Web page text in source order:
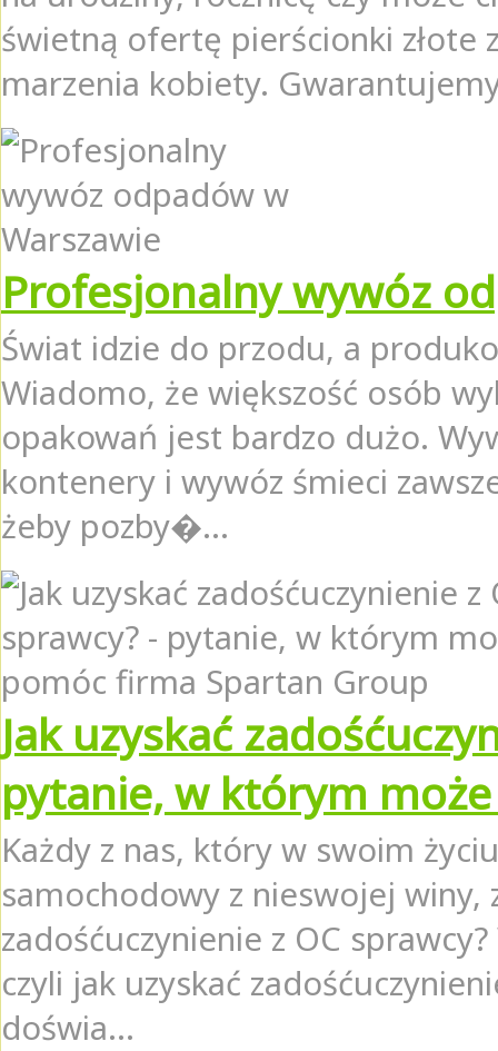
świetną ofertę pierścionki złote
marzenia kobiety.
Profesjonalny wywóz
Świat idzie do przodu, a
Wiadomo, że większość osób
opakowań jest bardzo dużo.
kontenery i wywóz śmieci
żeby pozby�...
Jak uzyskać
pytanie, w którym
Każdy z nas, który w swoim
samochodowy z nieswojej winy,
zadośćuczynienie z OC
czyli jak uzyskać
doświa...